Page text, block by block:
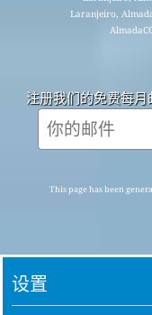
Laranjeiro,
注册我们的免费每月
This page has been
设置